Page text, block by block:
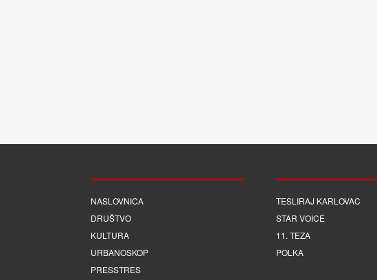
NASLOVNICA
DRUŠTVO
KULTURA
URBANOSKOP
PRESSTRES
TESLIRAJ KARLOVAC
STAR VOICE
11. TEZA
POLKA